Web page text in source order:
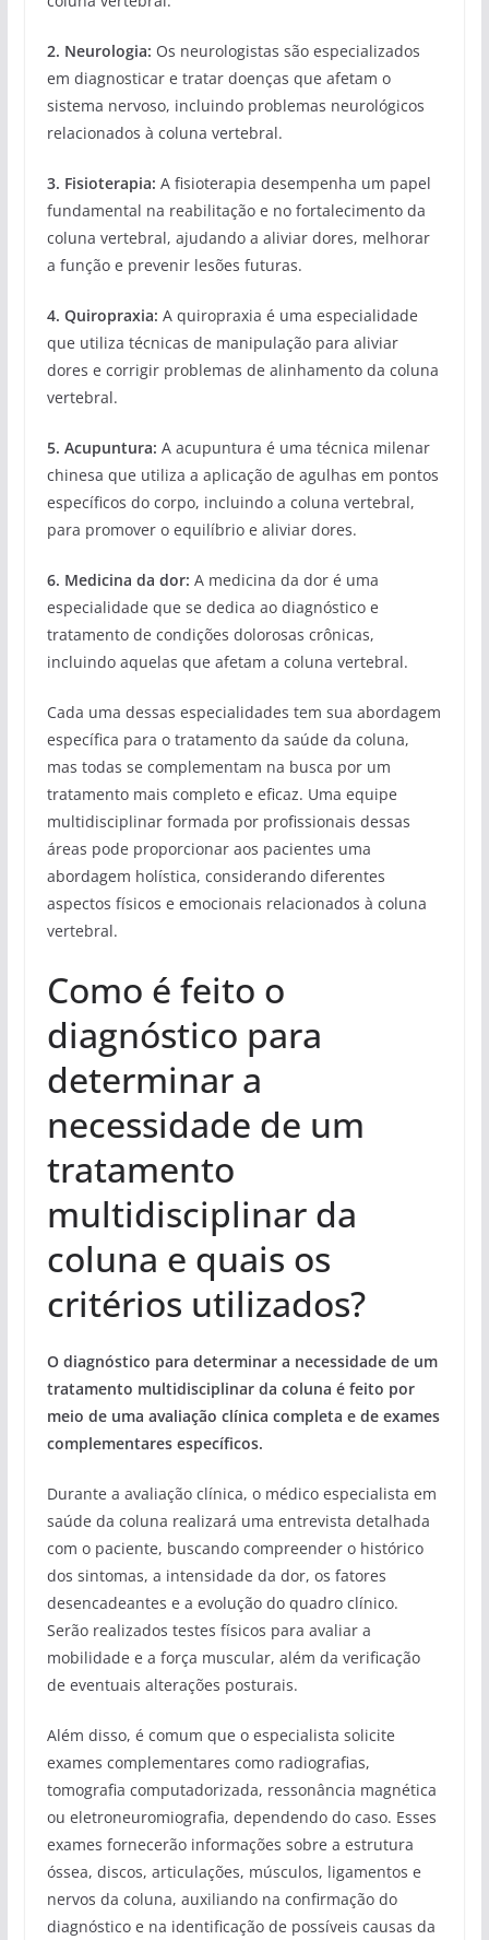
2. Neurologia: Os neurologistas são especializados
em diagnosticar e tratar doenças que afetam o
sistema nervoso, incluindo problemas neurológicos
relacionados à coluna vertebral.
3. Fisioterapia: A fisioterapia desempenha um papel
fundamental na reabilitação e no fortalecimento da
coluna vertebral, ajudando a aliviar dores, melhorar
a função e prevenir lesões futuras.
4. Quiropraxia: A quiropraxia é uma especialidade
que utiliza técnicas de manipulação para aliviar
dores e corrigir problemas de alinhamento da coluna
vertebral.
5. Acupuntura: A acupuntura é uma técnica milenar
chinesa que utiliza a aplicação de agulhas em pontos
específicos do corpo, incluindo a coluna vertebral,
para promover o equilíbrio e aliviar dores.
6. Medicina da dor: A medicina da dor é uma
especialidade que se dedica ao diagnóstico e
tratamento de condições dolorosas crônicas,
incluindo aquelas que afetam a coluna vertebral.
Cada uma dessas especialidades tem sua abordagem
específica para o tratamento da saúde da coluna,
mas todas se complementam na busca por um
tratamento mais completo e eficaz. Uma equipe
multidisciplinar formada por profissionais dessas
áreas pode proporcionar aos pacientes uma
abordagem holística, considerando diferentes
aspectos físicos e emocionais relacionados à coluna
vertebral.
Como é feito o
diagnóstico para
determinar a
necessidade de um
tratamento
multidisciplinar da
coluna e quais os
critérios utilizados?
O diagnóstico para determinar a necessidade de um
tratamento multidisciplinar da coluna é feito por
meio de uma avaliação clínica completa e de exames
complementares específicos.
Durante a avaliação clínica, o médico especialista em
saúde da coluna realizará uma entrevista detalhada
com o paciente, buscando compreender o histórico
dos sintomas, a intensidade da dor, os fatores
desencadeantes e a evolução do quadro clínico.
Serão realizados testes físicos para avaliar a
mobilidade e a força muscular, além da verificação
de eventuais alterações posturais.
Além disso, é comum que o especialista solicite
exames complementares como radiografias,
tomografia computadorizada, ressonância magnética
ou eletroneuromiografia, dependendo do caso. Esses
exames fornecerão informações sobre a estrutura
óssea, discos, articulações, músculos, ligamentos e
nervos da coluna, auxiliando na confirmação do
diagnóstico e na identificação de possíveis causas da